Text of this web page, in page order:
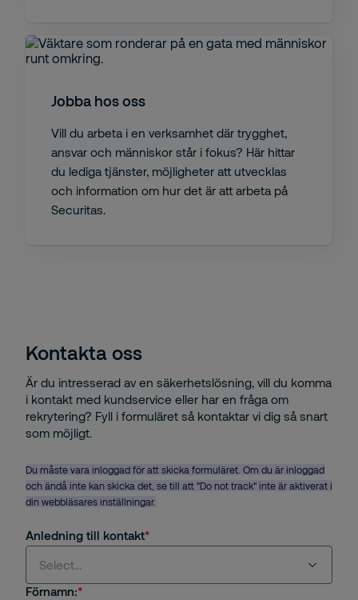
Jobba hos oss
Vill du arbeta i en verksamhet där trygghet,
ansvar och människor står i fokus? Här hittar
du lediga tjänster, möjligheter att utvecklas
och information om hur det är att arbeta på
Securitas.
Kontakta oss
Är du intresserad av en säkerhetslösning, vill du komma
i kontakt med kundservice eller har en fråga om
rekrytering? Fyll i formuläret så kontaktar vi dig så snart
som möjligt.
Du måste vara inloggad för att skicka formuläret. Om du är inloggad
och ändå inte kan skicka det, se till att "Do not track" inte är aktiverat i
din webbläsares inställningar.
Anledning till kontakt
Select...
Förnamn: